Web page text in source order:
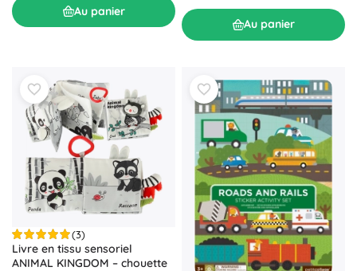
Au panier
Au panier
(3)
Livre en tissu sensoriel
ANIMAL KINGDOM – chouette